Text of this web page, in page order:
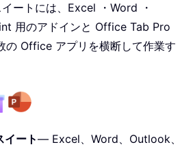
イートには、Excel ・Word ・
用のアドインと Office Tab Pro
の Office アプリを横断して作業す
イート— Excel、Word、Outlook、